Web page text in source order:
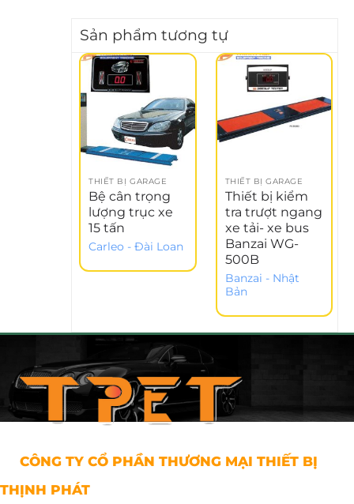
Sản phẩm tương tự
THIẾT BỊ GARAGE
Bệ cân trọng
lượng trục xe
15 tấn
Carleo - Đài Loan
THIẾT BỊ GARAGE
Thiết bị kiểm
tra trượt ngang
xe tải- xe bus
Banzai WG-
500B
Banzai - Nhật
Bản
CÔNG TY CỔ PHẦN THƯƠNG MẠI THIẾT BỊ
THỊNH PHÁT